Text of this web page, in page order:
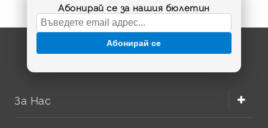
Абонирай се за нашия бюлетин
Абонирай се
За Нас